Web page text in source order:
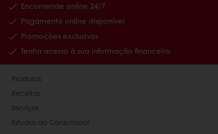
Encomende online 24/7
Pagamento online disponível
Promoções exclusivas
Tenha acesso à sua informação financeira
Produtos
Receitas
Serviços
Estudos ao Consumidor